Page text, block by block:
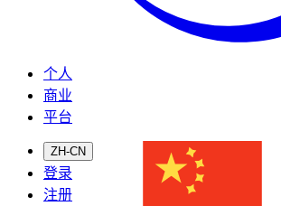
个人
商业
平台
ZH-CN
登录
注册